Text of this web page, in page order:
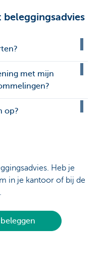
met mijn
op?
Heb je
in je kantoor of bij de